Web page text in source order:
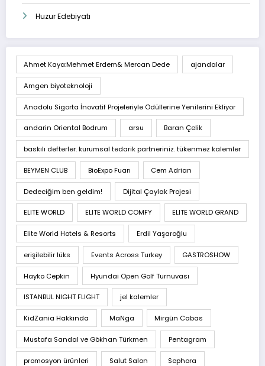
Huzur Edebiyatı
Ahmet Kaya:Mehmet Erdem& Mercan Dede ajandalar
Amgen biyoteknoloji
Anadolu Sigorta İnovatif Projeleriyle Ödüllerine Yenilerini Ekliyor
andarin Oriental Bodrum arsu Baran Çelik
baskılı defterler. kurumsal tedarik partneriniz. tükenmez kalemler
BEYMEN CLUB BioExpo Fuarı Cem Adrian
Dedeciğim ben geldim! Dijital Çaylak Projesi
ELITE WORLD ELITE WORLD COMFY ELITE WORLD GRAND
Elite World Hotels & Resorts Erdil Yaşaroğlu
erişilebilir lüks Events Across Turkey GASTROSHOW
Hayko Cepkin Hyundai Open Golf Turnuvası
ISTANBUL NIGHT FLIGHT jel kalemler
KidZania Hakkında MaNga Mirgün Cabas
Mustafa Sandal ve Gökhan Türkmen Pentagram
promosyon ürünleri Salut Salon Sephora